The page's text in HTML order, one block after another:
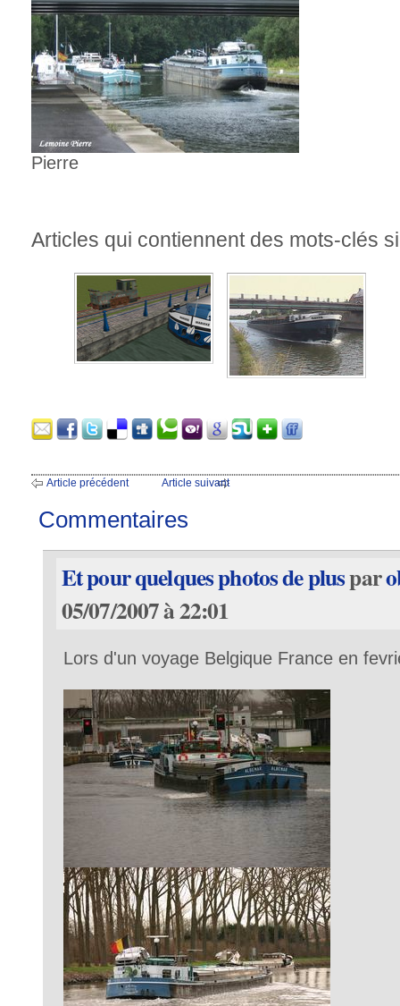
Pierre
Articles qui contiennent des mots-clés
Article précédent Article suivant
Commentaires
Et pour quelques photos de pluspar
05/07/2007 à 22:01
Lors d'un voyage Belgique France en